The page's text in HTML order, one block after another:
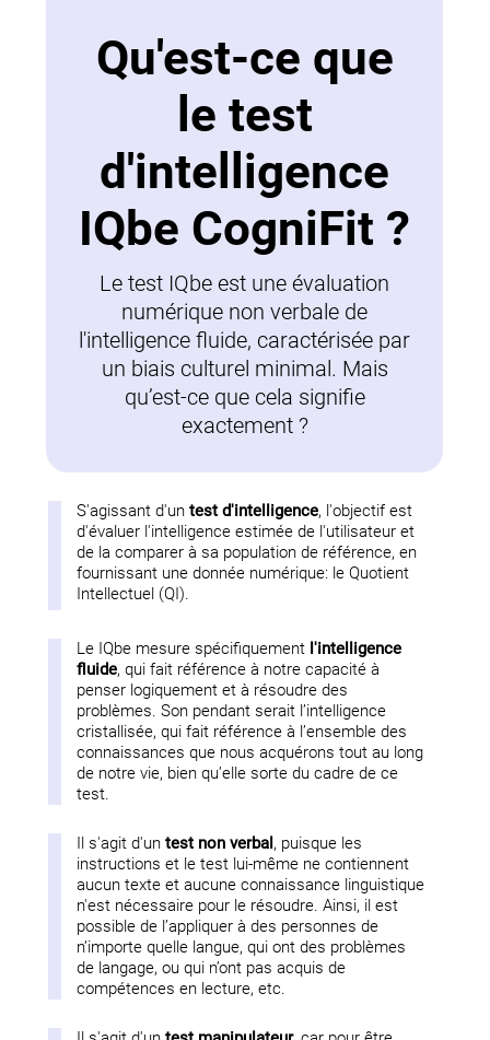
Qu'est-ce que
le test
d'intelligence
IQbe CogniFit ?
Le test IQbe est une évaluation
numérique non verbale de
l'intelligence fluide, caractérisée par
un biais culturel minimal. Mais
qu’est-ce que cela signifie
exactement ?
S'agissant d'untest d'intelligence, l'objectif est
d'évaluer l'intelligence estimée de l'utilisateur et
de la comparer à sa population de référence, en
fournissant une donnée numérique: le Quotient
Intellectuel (QI).
Le IQbe mesure spécifiquement l'intelligence
fluide, qui fait référence à notre capacité à
penser logiquement et à résoudre des
problèmes. Son pendant serait l’intelligence
cristallisée, qui fait référence à l’ensemble des
connaissances que nous acquérons tout au long
de notre vie, bien qu’elle sorte du cadre de ce
test.
Il s'agit d'untest non verbal, puisque les
instructions et le test lui-même ne contiennent
aucun texte et aucune connaissance linguistique
n'est nécessaire pour le résoudre. Ainsi, il est
possible de l’appliquer à des personnes de
n’importe quelle langue, qui ont des problèmes
de langage, ou qui n’ont pas acquis de
compétences en lecture, etc.